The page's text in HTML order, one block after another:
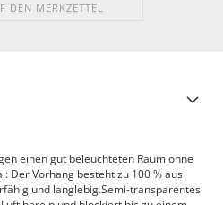
DEN MERKZETTEL
einen gut beleuchteten Raum ohne
Der Vorhang besteht zu 100 % aus
und langlebig.Semi-transparentes